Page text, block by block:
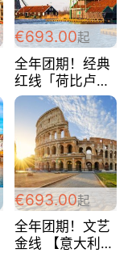
€693.00起
全年团期！经典
红线「荷比卢德
法」七天循环 五
国 仅售99欧/人/
天！巴黎上下！
包拼房~
€693.00起
全年团期！文艺
金线 【意大利一